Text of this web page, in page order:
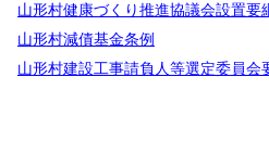
山形村健康づくり推進協議会設置要
山形村減債基金条例
山形村建設工事請負人等選定委員会